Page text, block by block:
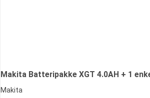
Makita Batteripakke XGT 4.0AH + 1
Makita